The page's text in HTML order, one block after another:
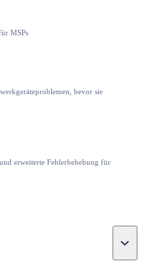
MSPs
bevor sie
erweiterte Fehlerbehebung für
Toggle